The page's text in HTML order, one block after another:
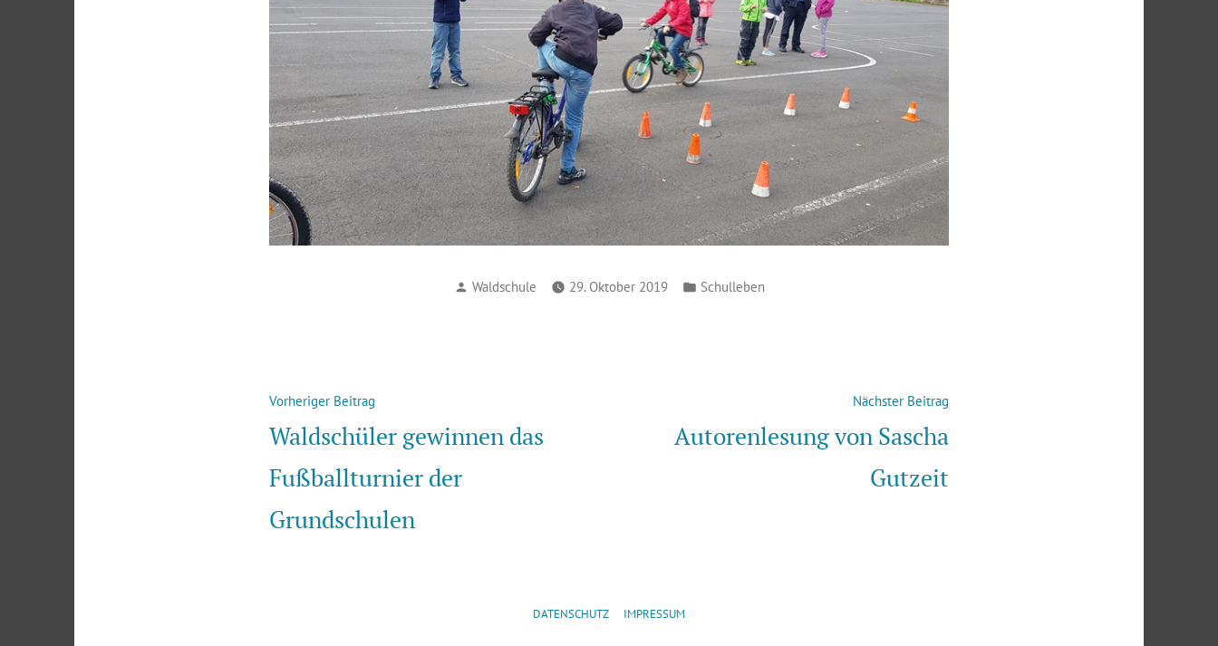
Verfasst
Waldschule 29. Oktober 2019
Veröffentlicht
Schulleben
Beitragsnavigation
Vorheriger Beitrag
Beitrag:
Waldschüler gewinnen das
Fußballturnier der
Grundschulen
Nächster Beitrag
Autorenlesung von Sascha
Gutzeit
DATENSCHUTZ IMPRESSUM